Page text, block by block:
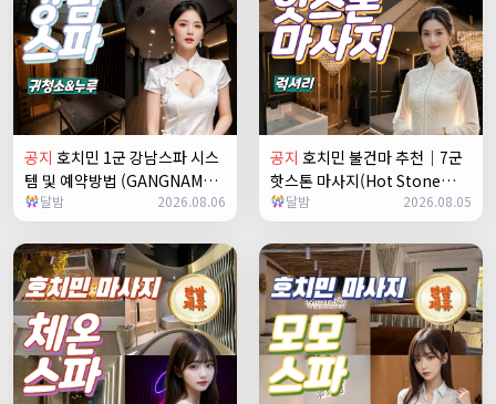
공지 호치민 1군 강남스파 시스
템 및 예약방법 (GANGNAM
SPA)
달밤 2026.08.06
공지 호치민 불건마 추천｜7군
핫스톤 마사지(Hot Stone
massage)
달밤 2026.08.05